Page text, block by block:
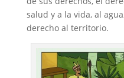
salud y a la vida, al
derecho al territorio.